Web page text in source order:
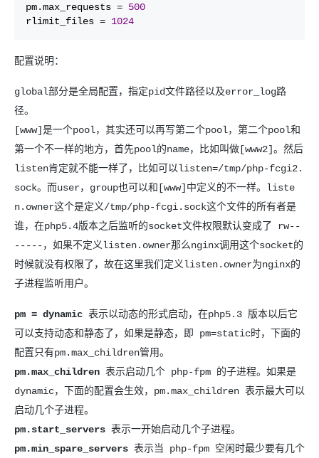
pm.max_requests = 500
rlimit_files = 1024
配置说明：
global部分是全局配置，指定pid文件路径以及error_log路
径。
[www]是一个pool，其实还可以再写第二个pool，第二个pool和
第一个不一样的地方，首先pool的name，比如叫做[www2]。然后
listen肯定就不能一样了，比如可以listen=/tmp/php-fcgi2.
sock。而user，group也可以和[www]中定义的不一样。liste
n.owner这个是定义/tmp/php-fcgi.sock这个文件的所有者是
谁，在php5.4版本之后监听的socket文件权限默认变成了 rw--
-----，如果不定义listen.owner那么nginx调用这个socket的
时候就没有权限了，故在这里我们定义listen.owner为nginx的
子进程监听用户。
pm = dynamic 表示以动态的形式启动，在php5.3 版本以后它
可以支持动态和静态了，如果是静态，即 pm=static时，下面的
配置只有pm.max_children管用。
pm.max_children 表示启动几个 php-fpm 的子进程。如果是
dynamic，下面的配置会生效，pm.max_children 表示最大可以
启动几个子进程。
pm.start_servers 表示一开始启动几个子进程。
pm.min_spare_servers 表示当 php-fpm 空闲时最少要有几个